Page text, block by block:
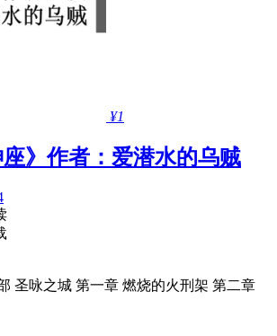
¥1
座》作者：爱潜水的乌贼
圣咏之城 第一章 燃烧的火刑架 第二章